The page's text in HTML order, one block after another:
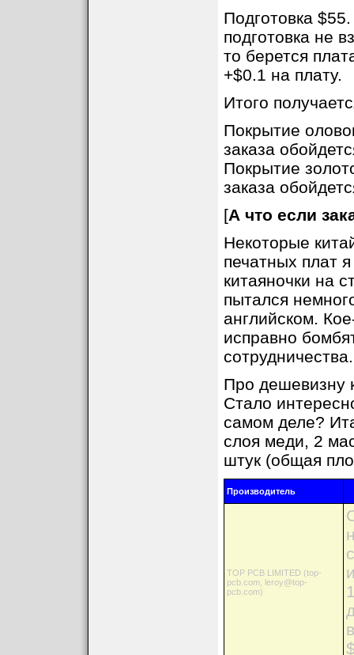
Подготовка
подготовка не
то берется
+$0.1 на плату.
Итого
Покрытие
заказа
Покрытие
заказа
[А что если
Некоторые
печатных плат
китаяночки на
пытался
английском.
исправно
Про дешевизну
Стало
самом деле?
слоя меди, 2
штук (общая
Производитель
TOP PCB LIMITED (top-
pcb.com, leroy@top-
pcb.com)